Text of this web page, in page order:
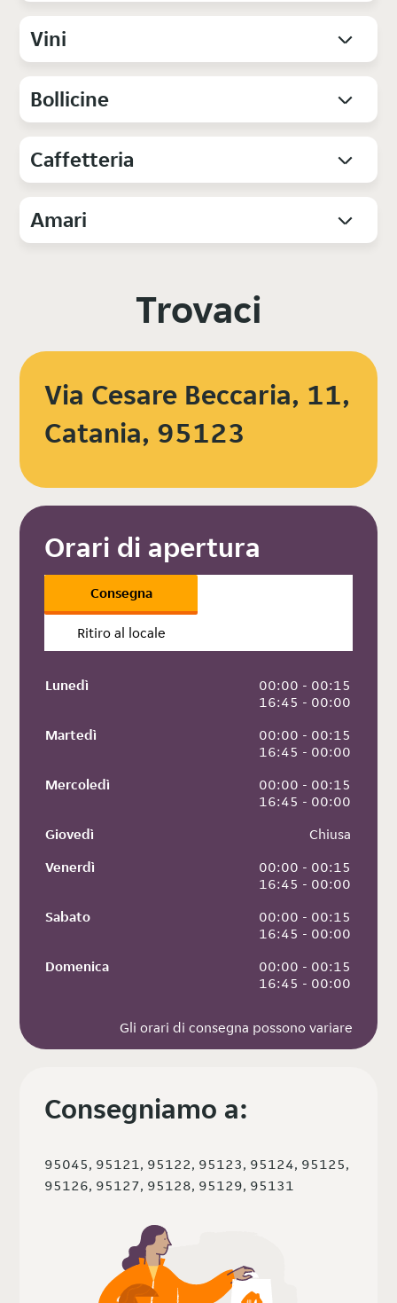
Vini
Bollicine
Caffetteria
Amari
Trovaci
Via Cesare Beccaria, 11,
Catania, 95123
Orari di apertura
Consegna
Ritiro al locale
Lunedì
00:00 - 00:15
16:45 - 00:00
Martedì
00:00 - 00:15
16:45 - 00:00
Mercoledì
00:00 - 00:15
16:45 - 00:00
Giovedì
Chiusa
Venerdì
00:00 - 00:15
16:45 - 00:00
Sabato
00:00 - 00:15
16:45 - 00:00
Domenica
00:00 - 00:15
16:45 - 00:00
Gli orari di consegna possono variare
Consegniamo a:
95045, 95121, 95122, 95123, 95124, 95125,
95126, 95127, 95128, 95129, 95131